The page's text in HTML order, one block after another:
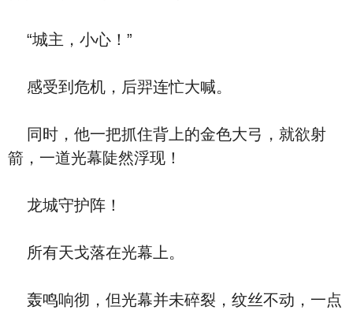
“城主，小心！”
感受到危机，后羿连忙大喊。
同时，他一把抓住背上的金色大弓，就欲射
箭，一道光幕陡然浮现！
龙城守护阵！
所有天戈落在光幕上。
轰鸣响彻，但光幕并未碎裂，纹丝不动，一点